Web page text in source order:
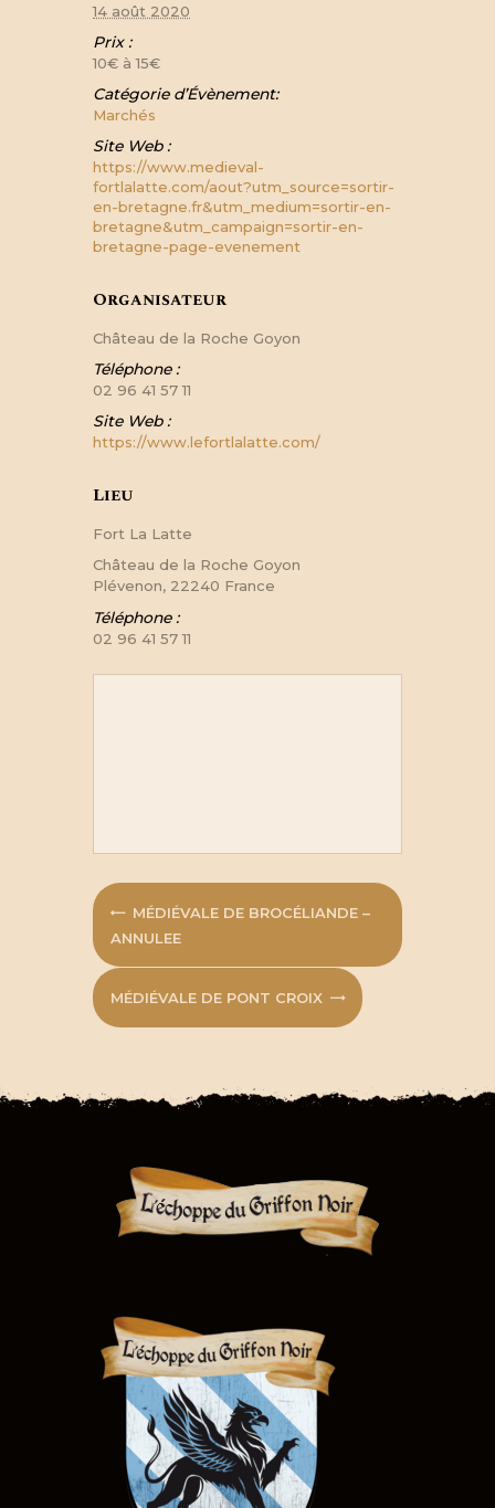
14 août 2020
Prix :
10€ à 15€
Catégorie d’Évènement:
Marchés
Site Web :
https://www.medieval-
fortlalatte.com/aout?utm_source=sortir-
en-bretagne.fr&utm_medium=sortir-en-
bretagne&utm_campaign=sortir-en-
bretagne-page-evenement
Organisateur
Château de la Roche Goyon
Téléphone :
02 96 41 57 11
Site Web :
https://www.lefortlalatte.com/
Lieu
Fort La Latte
Château de la Roche Goyon
Plévenon, 22240 France
Téléphone :
02 96 41 57 11
MÉDIÉVALE DE BROCÉLIANDE –
ANNULEE
MÉDIÉVALE DE PONT CROIX